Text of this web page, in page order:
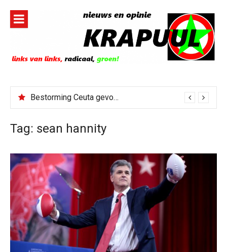
inhoud
Bestorming Ceuta gevolg van op sociale media verspreide hoax?
Tag: sean hannity